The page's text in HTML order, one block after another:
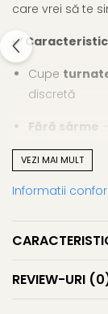
care vrei să te
✔️
Cupe
discretă
Fără sârme
Insert cu
mulate
Bretele
Închidere la
VEZI MAI MULT
Informatii
REVIEW-URI